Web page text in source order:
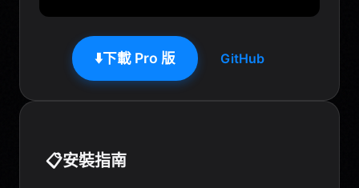
⬇️下載 Pro 版 GitHub
📋安裝指南